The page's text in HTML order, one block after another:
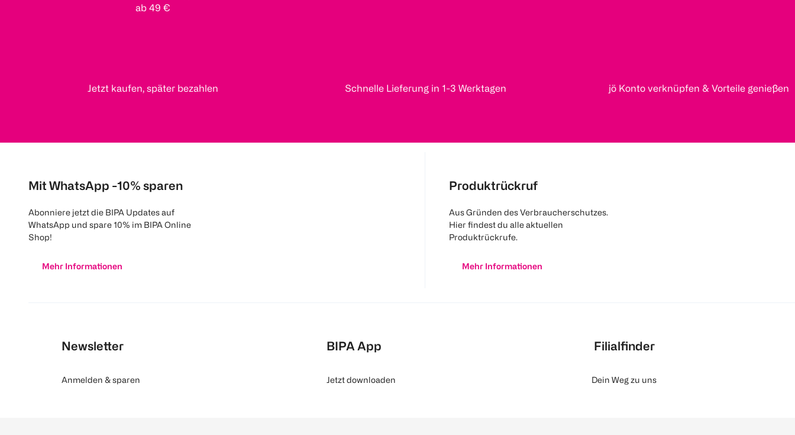
ab 49 €
Jetzt kaufen, später bezahlen Schnelle Lieferung in 1-3 Werktagen jö Konto verknüpfen & Vorteile genießen
Mit WhatsApp -10% sparen
Abonniere jetzt die BIPA Updates auf
WhatsApp und spare 10% im BIPA Online
Shop!
Mehr Informationen
Produktrückruf
Aus Gründen des Verbraucherschutzes.
Hier findest du alle aktuellen
Produktrückrufe.
Mehr Informationen
Newsletter
Anmelden & sparen
BIPA App
Jetzt downloaden
Filialfinder
Dein Weg zu uns